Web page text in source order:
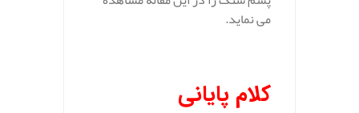
می نماید.
کلام پایانی